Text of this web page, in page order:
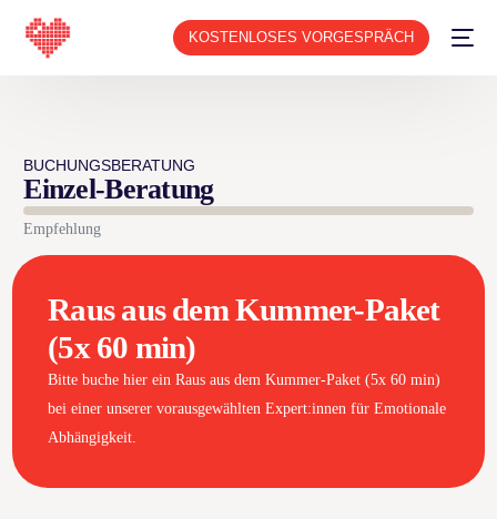
KOSTENLOSES VORGESPRÄCH
BUCHUNGSBERATUNG
Einzel-Beratung
Empfehlung
Raus aus dem Kummer-Paket
(5x 60 min)
Bitte buche hier ein Raus aus dem Kummer-Paket (5x 60 min)
bei einer unserer vorausgewählten Expert:innen für Emotionale
Abhängigkeit.